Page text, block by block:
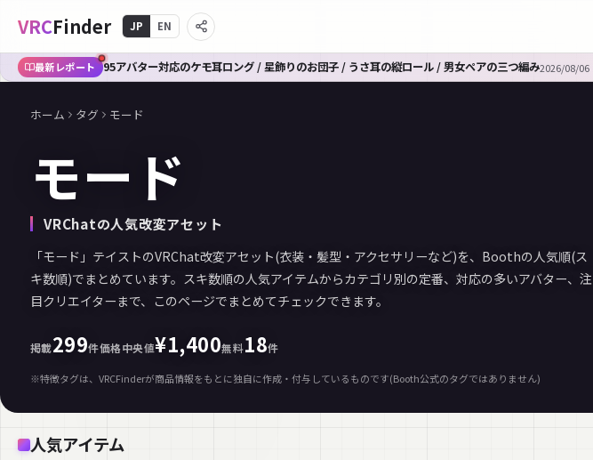
VRCFinder JP EN
最新レポート 【2026年6月】VRChat人気「髪型」ランキングTOP10｜Booth傾向分析2026/08/06
ホーム タグ モード
モード
VRChatの人気改変アセット
「モード」テイストのVRChat改変アセット(衣装・髪型・アクセサリーなど)を、Boothの人気順(ス
キ数順)でまとめています。スキ数順の人気アイテムからカテゴリ別の定番、対応の多いアバター、注
目クリエイターまで、このページでまとめてチェックできます。
掲載299件価格中央値¥1,400無料18件
※特徴タグは、VRCFinderが商品情報をもとに独自に作成・付与しているものです(Booth公式のタグではありません)
人気アイテム